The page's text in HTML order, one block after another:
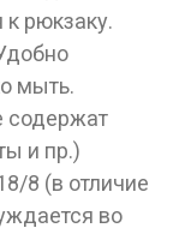
рюкзаку.
мыть.
содержат
и пр.)
8 (в отличие
во